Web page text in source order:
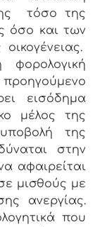
τόσο της
όσο και των
εισόδημα
μέλος της
της
στην
αφαιρείται
μισθούς με
ανεργίας.
που